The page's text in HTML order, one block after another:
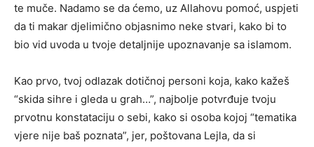
te muče. Nadamo se da ćemo, uz Allahovu pomoć, uspjeti
da ti makar djelimično objasnimo neke stvari, kako bi to
bio vid uvoda u tvoje detaljnije upoznavanje sa islamom.
Kao prvo, tvoj odlazak dotičnoj personi koja, kako kažeš
“skida sihre i gleda u grah…”, najbolje potvrđuje tvoju
prvotnu konstataciju o sebi, kako si osoba kojoj “tematika
vjere nije baš poznata”, jer, poštovana Lejla, da si